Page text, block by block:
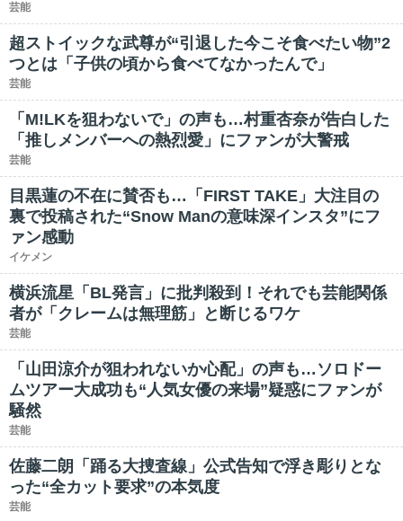
芸能
超ストイックな武尊が“引退した今こそ食べたい物”2
つとは「子供の頃から食べてなかったんで」
芸能
「M!LKを狙わないで」の声も…村重杏奈が告白した
「推しメンバーへの熱烈愛」にファンが大警戒
芸能
目黒蓮の不在に賛否も…「FIRST TAKE」大注目の
裏で投稿された“Snow Manの意味深インスタ”にフ
ァン感動
イケメン
横浜流星「BL発言」に批判殺到！それでも芸能関係
者が「クレームは無理筋」と断じるワケ
芸能
「山田涼介が狙われないか心配」の声も…ソロドー
ムツアー大成功も“人気女優の来場”疑惑にファンが
騒然
芸能
佐藤二朗「踊る大捜査線」公式告知で浮き彫りとな
った“全カット要求”の本気度
芸能